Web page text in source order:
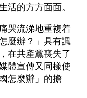
活的方方面面。
哭流涕地重複着
麼辦？」具有諷
在共產黨喪失了
體宣傳又同樣使
怎麼辦」的擔